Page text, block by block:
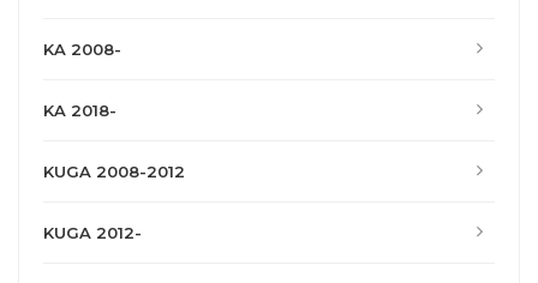
KA 2008-
KA 2018-
KUGA 2008-2012
KUGA 2012-